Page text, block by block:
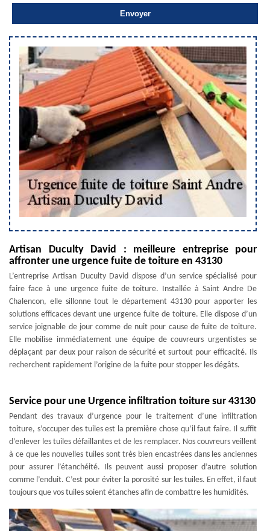
Artisan Duculty David : meilleure entreprise pour
affronter une urgence fuite de toiture en 43130
L’entreprise Artisan Duculty David dispose d’un service spécialisé pour
faire face à une urgence fuite de toiture. Installée à Saint Andre De
Chalencon, elle sillonne tout le département 43130 pour apporter les
solutions efficaces devant une urgence fuite de toiture. Elle dispose d’un
service joignable de jour comme de nuit pour cause de fuite de toiture.
Elle mobilise immédiatement une équipe de couvreurs urgentistes se
déplaçant par deux pour raison de sécurité et surtout pour efficacité. Ils
recherchent rapidement l’origine de la fuite pour stopper les dégâts.
Service pour une Urgence infiltration toiture sur 43130
Pendant des travaux d’urgence pour le traitement d’une infiltration
toiture, s’occuper des tuiles est la première chose qu’il faut faire. Il suffit
d’enlever les tuiles défaillantes et de les remplacer. Nos couvreurs veillent
à ce que les nouvelles tuiles sont très bien encastrées dans les anciennes
pour assurer l’étanchéité. Ils peuvent aussi proposer d’autre solution
comme l’enduit. C’est pour éviter la porosité sur les tuiles. En effet, il faut
toujours que vos tuiles soient étanches afin de combattre les humidités.